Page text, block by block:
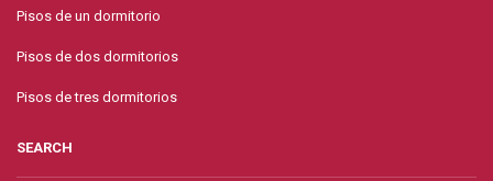
Pisos de un dormitorio
Pisos de dos dormitorios
Pisos de tres dormitorios
SEARCH